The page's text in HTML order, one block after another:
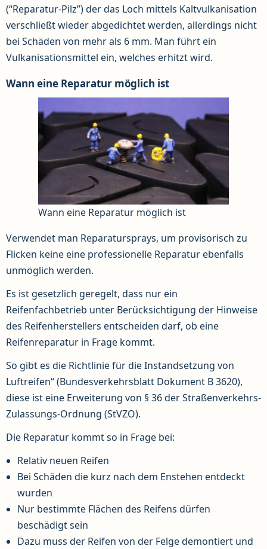
(“Reparatur-Pilz”) der das Loch mittels Kaltvulkanisation
verschließt wieder abgedichtet werden, allerdings nicht
bei Schäden von mehr als 6 mm. Man führt ein
Vulkanisationsmittel ein, welches erhitzt wird.
Wann eine Reparatur möglich ist
Wann eine Reparatur möglich ist
Verwendet man Reparatursprays, um provisorisch zu
Flicken keine eine professionelle Reparatur ebenfalls
unmöglich werden.
Es ist gesetzlich geregelt, dass nur ein
Reifenfachbetrieb unter Berücksichtigung der Hinweise
des Reifenherstellers entscheiden darf, ob eine
Reifenreparatur in Frage kommt.
So gibt es die Richtlinie für die Instandsetzung von
Luftreifen“ (Bundesverkehrsblatt Dokument B 3620),
diese ist eine Erweiterung von § 36 der Straßenverkehrs-
Zulassungs-Ordnung (StVZO).
Die Reparatur kommt so in Frage bei:
Relativ neuen Reifen
Bei Schäden die kurz nach dem Enstehen entdeckt
wurden
Nur bestimmte Flächen des Reifens dürfen
beschädigt sein
Dazu muss der Reifen von der Felge demontiert und